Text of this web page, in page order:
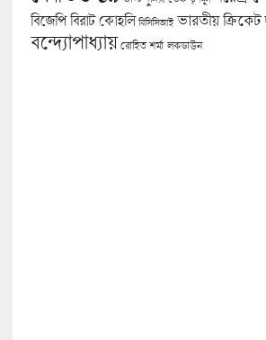
বিজেপি বিরাট কোহলি বিসিসিআই ভারতীয়
বন্দ্যোপাধ্যায় রোহিত শর্মা লকডাউন